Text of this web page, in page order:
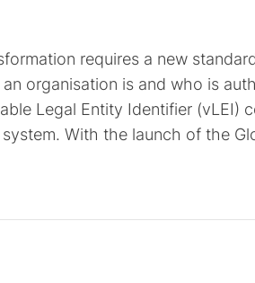
requires a new
organisation is and who is
Legal Entity Identifier (vLEI)
system. With the launch of the